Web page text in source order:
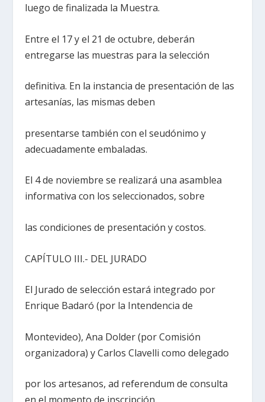
luego de finalizada la Muestra.
Entre el 17 y el 21 de octubre, deberán
entregarse las muestras para la selección
definitiva. En la instancia de presentación de las
artesanías, las mismas deben
presentarse también con el seudónimo y
adecuadamente embaladas.
El 4 de noviembre se realizará una asamblea
informativa con los seleccionados, sobre
las condiciones de presentación y costos.
CAPÍTULO III.- DEL JURADO
El Jurado de selección estará integrado por
Enrique Badaró (por la Intendencia de
Montevideo), Ana Dolder (por Comisión
organizadora) y Carlos Clavelli como delegado
por los artesanos, ad referendum de consulta